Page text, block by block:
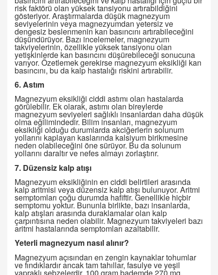
risk faktörü olan yüksek tansiyonu artırabildiğini
gösteriyor. Araştırmalarda düşük magnezyum
seviyelerinin veya magnezyumdan yetersiz ve
dengesiz beslenmenin kan basıncını artırabileceğini
düşündürüyor. Bazı incelemeler, magnezyum
takviyelerinin, özellikle yüksek tansiyonu olan
yetişkinlerde kan basıncını düşürebileceği sonucuna
varıyor. Özetlemek gerekirse magnezyum eksikliği kan
basıncını, bu da kalp hastalığı riskini artırabilir.
6. Astım
Magnezyum eksikliği ciddi astımı olan hastalarda
görülebilir. Ek olarak, astımı olan bireylerde
magnezyum seviyeleri sağlıklı insanlardan daha düşük
olma eğilimindedir. Bilim insanları, magnezyum
eksikliği olduğu durumlarda akciğerlerin solunum
yollarını kaplayan kaslarında kalsiyum birikmesine
neden olabileceğini öne sürüyor. Bu da solunum
yollarını daraltır ve nefes almayı zorlaştırır.
7. Düzensiz kalp atışı
Magnezyum eksikliğinin en ciddi belirtileri arasında
kalp aritmisi veya düzensiz kalp atışı bulunuyor. Aritmi
semptomları çoğu durumda hafiftir. Genellikle hiçbir
semptomu yoktur. Bununla birlikte, bazı insanlarda,
kalp atışları arasında duraklamalar olan kalp
çarpıntısına neden olabilir. Magnezyum takviyeleri bazı
aritmi hastalarında semptomları azaltabilir.
Yeterli magnezyum nasıl alınır?
Magnezyum açısından en zengin kaynaklar tohumlar
ve fındıklardır ancak tam tahıllar, fasulye ve yeşil
yapraklı sebzelerdir. 100 gram bademde 270 mg,